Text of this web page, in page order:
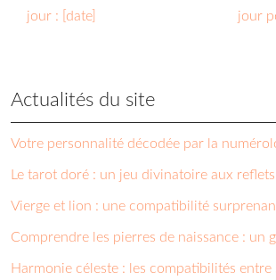
jour : [date]
jour
Actualités du site
Votre personnalité décodée par la
Le tarot doré : un jeu divinatoire aux
Vierge et lion : une compatibilité
Comprendre les pierres de naissance : un
Harmonie céleste : les compatibilités entre